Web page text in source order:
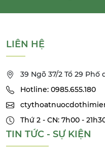
LIÊN HỆ
39 Ngõ 37/2 Tổ 29 Phố
Hotline: 0985.655.180
Thứ 2 - CN: 7h00 -
TIN TỨC - SỰ KIỆN